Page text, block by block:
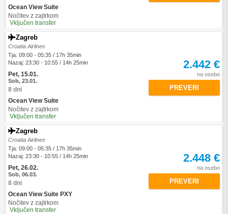
Ocean View Suite
Nočitev z zajtrkom
Vključen transfer
Zagreb
Croatia Airlines
Tja: 09:00 - 05:35 / 17h 35min
Nazaj: 23:30 - 10:55 / 14h 25min
Pet, 15.01.
Sob, 23.01.
8 dni
Ocean View Suite
Nočitev z zajtrkom
Vključen transfer
2.442 €
na osebo
PREVERI
Zagreb
Croatia Airlines
Tja: 09:00 - 05:35 / 17h 35min
Nazaj: 23:30 - 10:55 / 14h 25min
Pet, 26.02.
Sob, 06.03.
8 dni
Ocean View Suite PXY
Nočitev z zajtrkom
Vključen transfer
2.448 €
na osebo
PREVERI